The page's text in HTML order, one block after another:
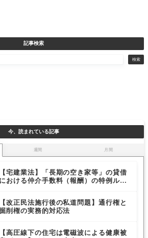
記事検索
検索
今、読まれている記事
週間 月間
【宅建業法】「長期の空き家等」の貸借
における仲介手数料（報酬）の特例ルー
【改正民法施行後の私道問題】通行権と
削権の実務的対応法
【高圧線下の住宅は電磁波による健康被